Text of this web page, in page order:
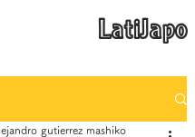
​LatiJapo
gutierrez mashiko